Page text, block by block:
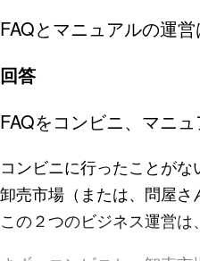
FAQとマニュアルの運
回答
FAQをコンビニ、マニ
コンビニに行ったことがな
卸売市場（または、問屋
この２つのビジネス運営